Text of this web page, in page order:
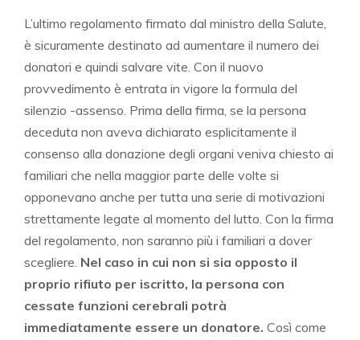
L’ultimo regolamento firmato dal ministro della Salute,
è sicuramente destinato ad aumentare il numero dei
donatori e quindi salvare vite. Con il nuovo
provvedimento è entrata in vigore la formula del
silenzio -assenso. Prima della firma, se la persona
deceduta non aveva dichiarato esplicitamente il
consenso alla donazione degli organi veniva chiesto ai
familiari che nella maggior parte delle volte si
opponevano anche per tutta una serie di motivazioni
strettamente legate al momento del lutto. Con la firma
del regolamento, non saranno più i familiari a dover
scegliere. Nel caso in cui non si sia opposto il
proprio rifiuto per iscritto, la persona con
cessate funzioni cerebrali potrà
immediatamente essere un donatore. Così come